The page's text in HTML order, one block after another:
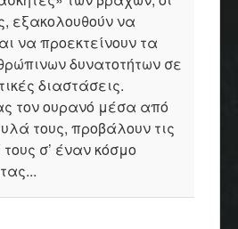
εξακολουθούν να
να προεκτείνουν τα
δυνατοτήτων σε
διαστάσεις.
τον ουρανό μέσα από
τους, προβάλουν τις
σ’ έναν κόσμο